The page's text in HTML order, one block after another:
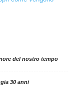
del nostro tempo
30 anni